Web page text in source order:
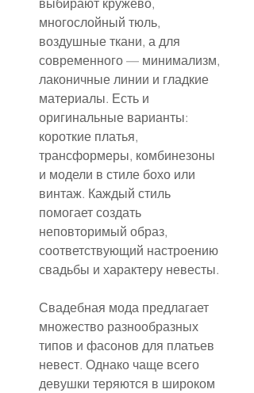
выбирают кружево,
многослойный тюль,
воздушные ткани, а для
современного — минимализм,
лаконичные линии и гладкие
материалы. Есть и
оригинальные варианты:
короткие платья,
трансформеры, комбинезоны
и модели в стиле бохо или
винтаж. Каждый стиль
помогает создать
неповторимый образ,
соответствующий настроению
свадьбы и характеру невесты.
Свадебная мода предлагает
множество разнообразных
типов и фасонов для платьев
невест. Однако чаще всего
девушки теряются в широком